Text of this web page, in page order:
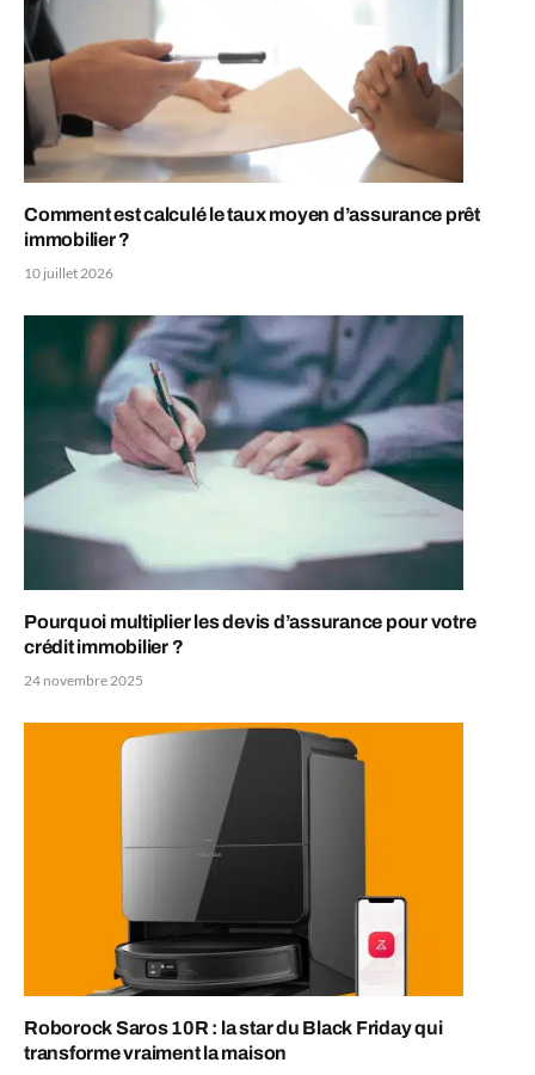
Comment est calculé le taux moyen d’assurance prêt
immobilier ?
10 juillet 2026
Pourquoi multiplier les devis d’assurance pour votre
crédit immobilier ?
24 novembre 2025
Roborock Saros 10R : la star du Black Friday qui
transforme vraiment la maison